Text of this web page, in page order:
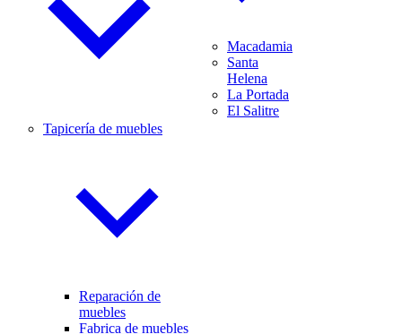
Tapicería de muebles
Reparación de
muebles
Fabrica de muebles
Macadamia
Santa
Helena
La Portada
El Salitre